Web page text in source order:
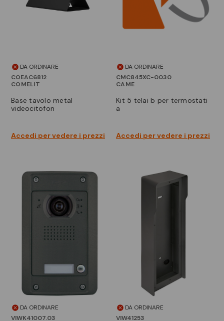
DA ORDINARE
COEAC6812
COMELIT
base tavolo metal
videocitofon
Accedi per vedere i prezzi
DA ORDINARE
CMC845XC-0030
CAME
kit 5 telai b per termostati
a
Accedi per vedere i prezzi
DA ORDINARE
VIWK41007.03
DA ORDINARE
VIW41253